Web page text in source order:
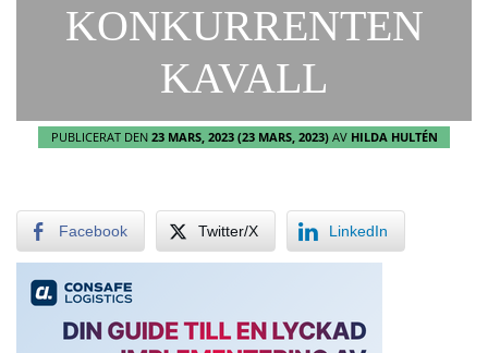
KONKURRENTEN
KAVALL
PUBLICERAT DEN 23 MARS, 2023(23 MARS, 2023) AV HILDA HULTÉN
Facebook Twitter/X LinkedIn